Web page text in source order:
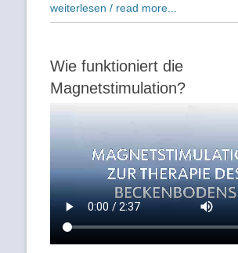
weiterlesen / read more...
Wie funktioniert die
Magnetstimulation?